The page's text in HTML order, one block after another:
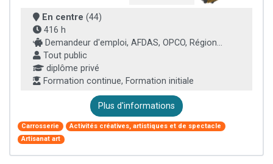
En centre (44)
416 h
Demandeur d'emploi, AFDAS, OPCO, Région...
Tout public
diplôme privé
Formation continue, Formation initiale
Plus d'informations
Carrosserie
Activités créatives, artistiques et de spectacle
Artisanat art